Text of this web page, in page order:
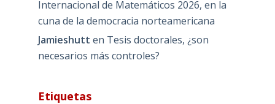
Internacional de Matemáticos 2026, en la
cuna de la democracia norteamericana
Jamieshutt en Tesis doctorales, ¿son
necesarios más controles?
Etiquetas